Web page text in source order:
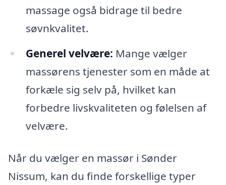
massage også bidrage til bedre
søvnkvalitet.
Generel velvære: Mange vælger
massørens tjenester som en måde at
forkæle sig selv på, hvilket kan
forbedre livskvaliteten og følelsen af
velvære.
Når du vælger en massør i Sønder
Nissum, kan du finde forskellige typer